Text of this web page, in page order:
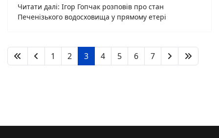
Читати далі: Ігор Гопчак розповів про стан
Печенізького водосховища у прямому етері
1 2 3 4 5 6 7